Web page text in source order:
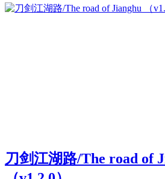
刀剑江湖路/The road of